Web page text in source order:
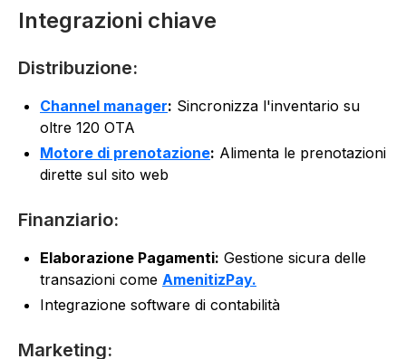
Integrazioni chiave
Distribuzione:
Channel manager: Sincronizza l'inventario su
oltre 120 OTA
Motore di prenotazione: Alimenta le prenotazioni
dirette sul sito web
Finanziario:
Elaborazione Pagamenti: Gestione sicura delle
transazioni come AmenitizPay.
Integrazione software di contabilità
Marketing: